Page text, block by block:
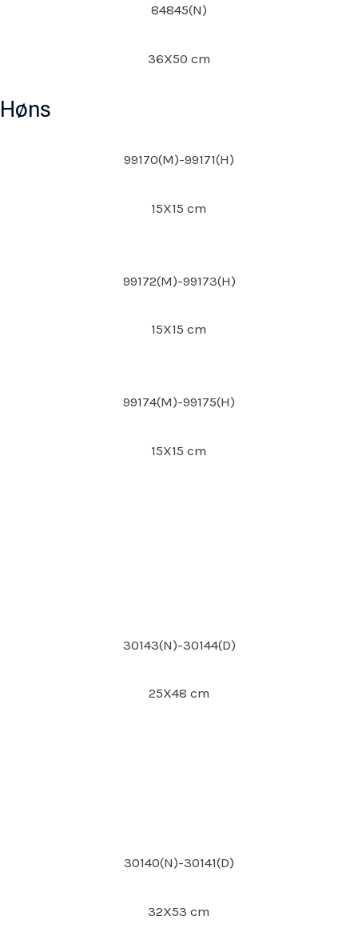
84845(N)
36X50 cm
Høns
99170(M)-99171(H)
15X15 cm
99172(M)-99173(H)
15X15 cm
99174(M)-99175(H)
15X15 cm
30143(N)-30144(D)
25X48 cm
30140(N)-30141(D)
32X53 cm